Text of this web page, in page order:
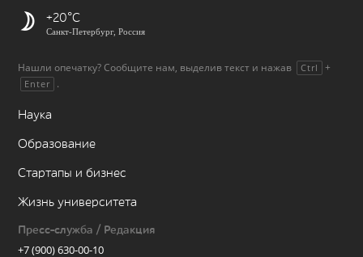
+20
Санкт-Петербург, Россия
Нашли опечатку? Сообщите нам, выделив текст и нажав Ctrl +
Enter .
Наука
Образование
Стартапы и бизнес
Жизнь университета
Пресс-служба / Редакция
+7 (900) 630-00-10